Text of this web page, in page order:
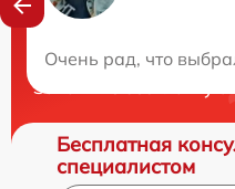
Очень рад, что
Нужна
Закажите бесплатную
Бесплатная
специалистом